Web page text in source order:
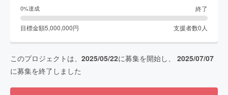
0%達成 終了
目標金額5,000,000円 支援者数0 人
このプロジェクトは、 2025/05/22に募集を開始し、 2025/07/07
に募集を終了しました